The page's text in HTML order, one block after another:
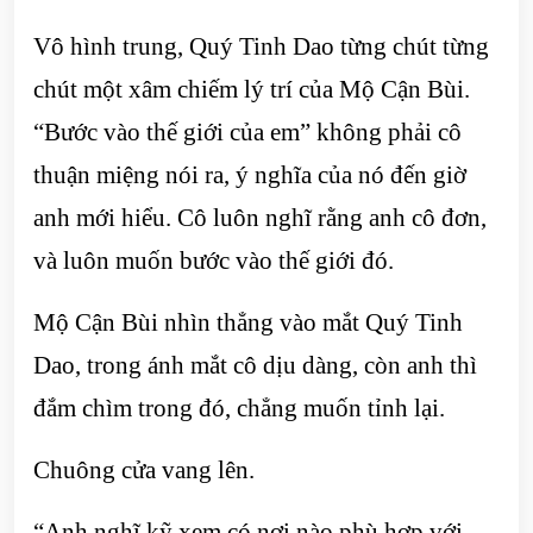
Vô hình trung, Quý Tinh Dao từng chút từng
chút một xâm chiếm lý trí của Mộ Cận Bùi.
“Bước vào thế giới của em” không phải cô
thuận miệng nói ra, ý nghĩa của nó đến giờ
anh mới hiểu. Cô luôn nghĩ rằng anh cô đơn,
và luôn muốn bước vào thế giới đó.
Mộ Cận Bùi nhìn thẳng vào mắt Quý Tinh
Dao, trong ánh mắt cô dịu dàng, còn anh thì
đắm chìm trong đó, chẳng muốn tỉnh lại.
Chuông cửa vang lên.